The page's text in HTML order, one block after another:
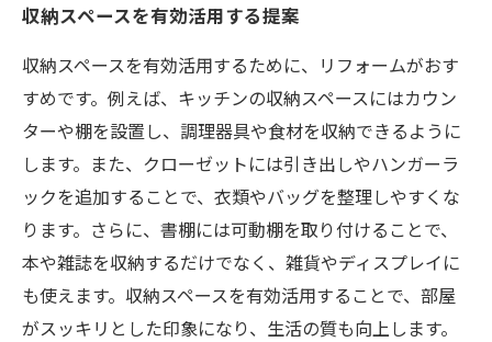
収納スペースを有効活用する提案
収納スペースを有効活用するために、リフォームがおす
すめです。例えば、キッチンの収納スペースにはカウン
ターや棚を設置し、調理器具や食材を収納できるように
します。また、クローゼットには引き出しやハンガーラ
ックを追加することで、衣類やバッグを整理しやすくな
ります。さらに、書棚には可動棚を取り付けることで、
本や雑誌を収納するだけでなく、雑貨やディスプレイに
も使えます。収納スペースを有効活用することで、部屋
がスッキリとした印象になり、生活の質も向上します。